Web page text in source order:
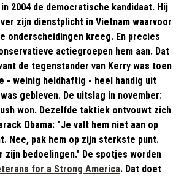
2004 de democratische kandidaat. Hij
zijn dienstplicht in Vietnam waarvoor
onderscheidingen kreeg. En precies
actiegroepen hem aan. Dat
de tegenstander van Kerry was toen
- weinig heldhaftig - heel handig uit
gebleven. De uitslag in november:
won. Dezelfde taktiek ontvouwt zich
Obama: "Je valt hem niet aan op
Nee, pak hem op zijn sterkste punt.
zijn bedoelingen." De spotjes worden
for a Strong America. Dat doet